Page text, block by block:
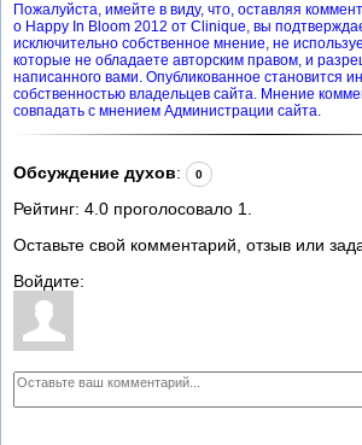
Пожалуйста, имейте в виду, что, оставляя
о Happy In Bloom 2012 от Clinique, вы
исключительно собственное мнение, не
которые не обладаете авторским правом, и
написанного вами. Опубликованное становится
собственностью владельцев сайта. Мнение
совпадать с мнением Администрации сайта.
Обсуждение духов: 0
Рейтинг: 4.0 проголосовало 1
Оставьте свой комментарий, отзыв или
Войдите: